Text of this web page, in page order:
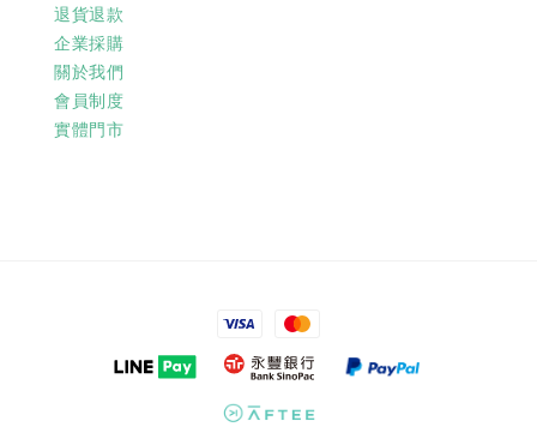
退貨退款
企業採購
關於我們
會員制度
實體門市